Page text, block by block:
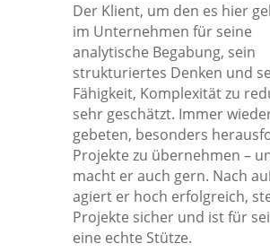
Der Klient, um den es hier
im Unternehmen für seine
analytische Begabung, sein
strukturiertes Denken und
Fähigkeit, Komplexität zu
sehr geschätzt. Immer
gebeten, besonders
Projekte zu übernehmen –
macht er auch gern. Nach
agiert er hoch erfolgreich,
Projekte sicher und ist für
eine echte Stütze.